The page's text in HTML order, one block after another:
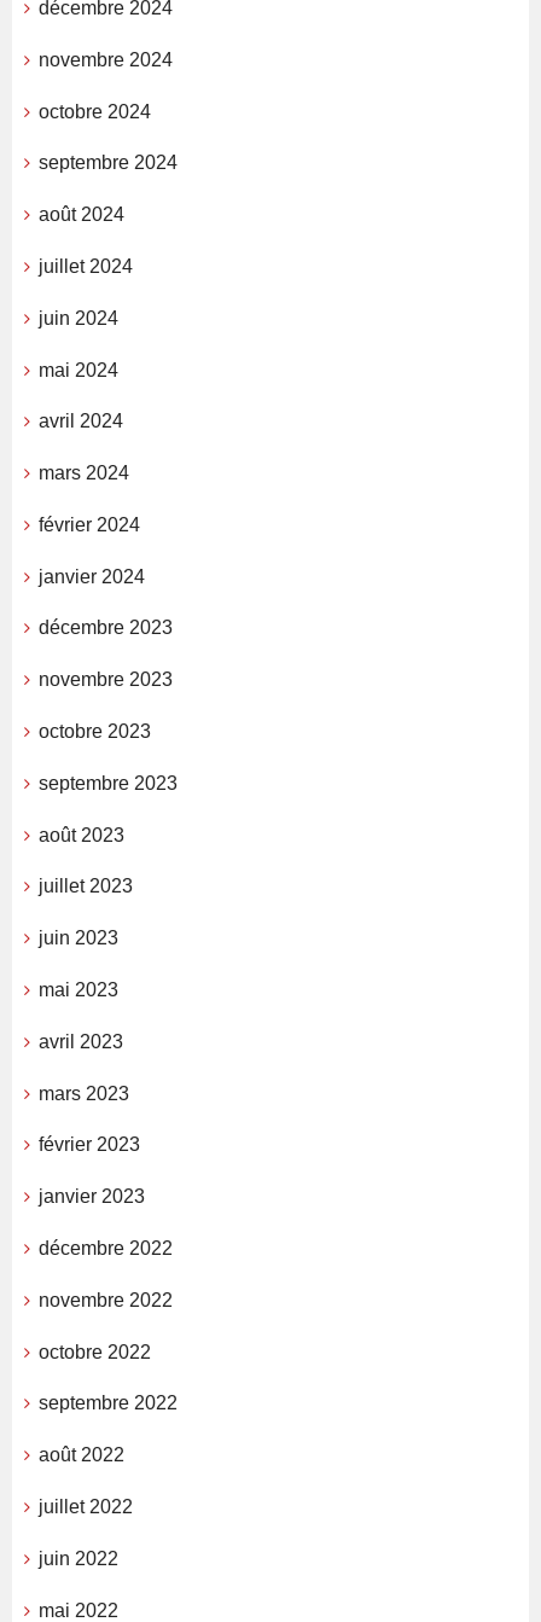
décembre 2024
novembre 2024
octobre 2024
septembre 2024
août 2024
juillet 2024
juin 2024
mai 2024
avril 2024
mars 2024
février 2024
janvier 2024
décembre 2023
novembre 2023
octobre 2023
septembre 2023
août 2023
juillet 2023
juin 2023
mai 2023
avril 2023
mars 2023
février 2023
janvier 2023
décembre 2022
novembre 2022
octobre 2022
septembre 2022
août 2022
juillet 2022
juin 2022
mai 2022